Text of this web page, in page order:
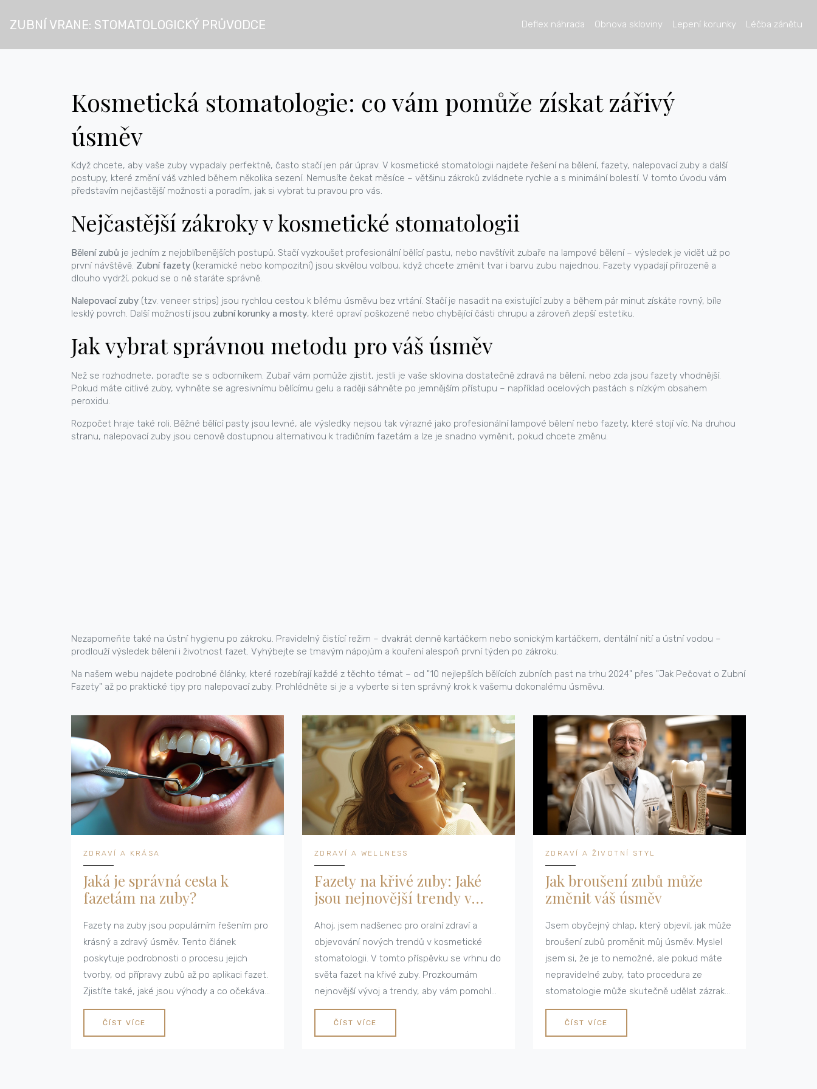
ZUBNÍ VRANE: STOMATOLOGICKÝ PRŮVODCE Deflex náhrada Obnova skloviny Lepení korunky Léčba zánětu
Kosmetická stomatologie: co vám pomůže získat zářivý
úsměv
Když chcete, aby vaše zuby vypadaly perfektně, často stačí jen pár úprav. V kosmetické stomatologii najdete řešení na bělení, fazety, nalepovací zuby a další
postupy, které změní váš vzhled během několika sezení. Nemusíte čekat měsíce – většinu zákroků zvládnete rychle a s minimální bolestí. V tomto úvodu vám
představím nejčastější možnosti a poradím, jak si vybrat tu pravou pro vás.
Nejčastější zákroky v kosmetické stomatologii
Bělení zubů je jedním z nejoblíbenějších postupů. Stačí vyzkoušet profesionální bělící pastu, nebo navštívit zubaře na lampové bělení – výsledek je vidět už po
první návštěvě. Zubní fazety (keramické nebo kompozitní) jsou skvělou volbou, když chcete změnit tvar i barvu zubu najednou. Fazety vypadají přirozeně a
dlouho vydrží, pokud se o ně staráte správně.
Nalepovací zuby (tzv. veneer strips) jsou rychlou cestou k bílému úsměvu bez vrtání. Stačí je nasadit na existující zuby a během pár minut získáte rovný, bíle
lesklý povrch. Další možností jsou zubní korunky a mosty, které opraví poškozené nebo chybějící části chrupu a zároveň zlepší estetiku.
Jak vybrat správnou metodu pro váš úsměv
Než se rozhodnete, poraďte se s odborníkem. Zubař vám pomůže zjistit, jestli je vaše sklovina dostatečně zdravá na bělení, nebo zda jsou fazety vhodnější.
Pokud máte citlivé zuby, vyhněte se agresivnímu bělícímu gelu a raději sáhněte po jemnějším přístupu – například ocelových pastách s nízkým obsahem
peroxidu.
Rozpočet hraje také roli. Běžné bělící pasty jsou levné, ale výsledky nejsou tak výrazné jako profesionální lampové bělení nebo fazety, které stojí víc. Na druhou
stranu, nalepovací zuby jsou cenově dostupnou alternativou k tradičním fazetám a lze je snadno vyměnit, pokud chcete změnu.
Nezapomeňte také na ústní hygienu po zákroku. Pravidelný čistící režim – dvakrát denně kartáčkem nebo sonickým kartáčkem, dentální nití a ústní vodou –
prodlouží výsledek bělení i životnost fazet. Vyhýbejte se tmavým nápojům a kouření alespoň první týden po zákroku.
Na našem webu najdete podrobné články, které rozebírají každé z těchto témat – od "10 nejlepších bělících zubních past na trhu 2024" přes "Jak Pečovat o Zubní
Fazety" až po praktické tipy pro nalepovací zuby. Prohlédněte si je a vyberte si ten správný krok k vašemu dokonalému úsměvu.
ZDRAVÍ A KRÁSA
Jaká je správná cesta k
fazetám na zuby?
Fazety na zuby jsou populárním řešením pro
krásný a zdravý úsměv. Tento článek
poskytuje podrobnosti o procesu jejich
tvorby, od přípravy zubů až po aplikaci fazet.
Zjistíte také, jaké jsou výhody a co očekávat
při péči o své nové fazety.
ČÍST VÍCE
ZDRAVÍ A WELLNESS
Fazety na křivé zuby: Jaké
jsou nejnovější trendy v
Ahoj, jsem nadšenec pro oralní zdraví a
objevování nových trendů v kosmetické
stomatologii. V tomto příspěvku se vrhnu do
světa fazet na křivé zuby. Prozkoumám
nejnovější vývoj a trendy, aby vám pomohl
získat ten dokonalý úsměv, který jste vždy
chtěli. Připojte se ke mně, když objevuji, jak
profesionálové zuby nejen vyrovnávají, ale
ČÍST VÍCE
ZDRAVÍ A ŽIVOTNÍ STYL
Jak broušení zubů může
změnit váš úsměv
Jsem obyčejný chlap, který objevil, jak může
broušení zubů proměnit můj úsměv. Myslel
jsem si, že je to nemožné, ale pokud máte
nepravidelné zuby, tato procedura ze
stomatologie může skutečně udělat zázraky.
Seznamte se s tímto zákrokem, dozvíte se,
jak to funguje a jak vám může pomoci získat
zdravý a půvabný úsměv. Je to cesta k
ČÍST VÍCE